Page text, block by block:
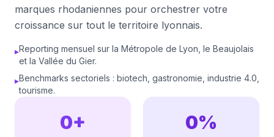
marques rhodaniennes pour orchestrer votre
croissance sur tout le territoire lyonnais.
▸Reporting mensuel sur la Métropole de Lyon, le Beaujolais
et la Vallée du Gier.
▸Benchmarks sectoriels : biotech, gastronomie, industrie 4.0,
tourisme.
0+ 0%